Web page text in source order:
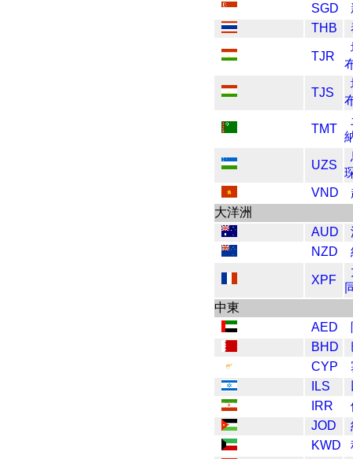
SGD
THB
TJR
TJS
TMT
UZS
VND
大洋洲
AUD
NZD
XPF
中東
AED
BHD
CYP
ILS
IRR
JOD
KWD